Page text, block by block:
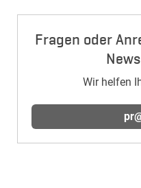
Fragen oder
Wir helfen